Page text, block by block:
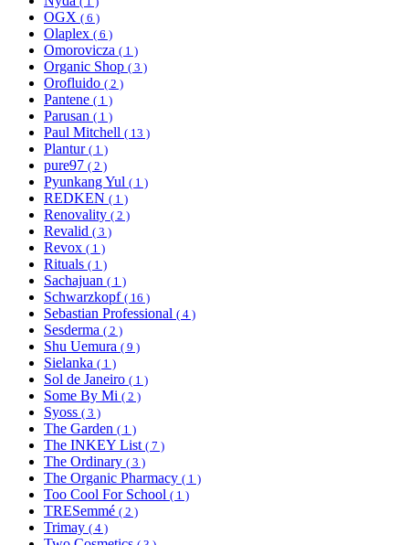
OGX ( 6 )
Olaplex ( 6 )
Omorovicza ( 1 )
Organic Shop ( 3 )
Orofluido ( 2 )
Pantene ( 1 )
Parusan ( 1 )
Paul Mitchell ( 13 )
Plantur ( 1 )
pure97 ( 2 )
Pyunkang Yul ( 1 )
REDKEN ( 1 )
Renovality ( 2 )
Revalid ( 3 )
Revox ( 1 )
Rituals ( 1 )
Sachajuan ( 1 )
Schwarzkopf ( 16 )
Sebastian Professional ( 4 )
Sesderma ( 2 )
Shu Uemura ( 9 )
Sielanka ( 1 )
Sol de Janeiro ( 1 )
Some By Mi ( 2 )
Syoss ( 3 )
The Garden ( 1 )
The INKEY List ( 7 )
The Ordinary ( 3 )
The Organic Pharmacy ( 1 )
Too Cool For School ( 1 )
TRESemmé ( 2 )
Trimay ( 4 )